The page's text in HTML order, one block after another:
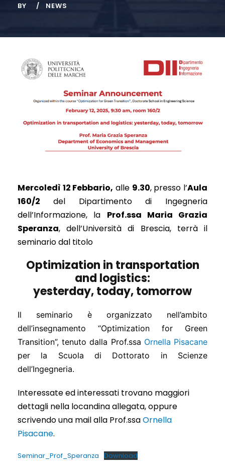
BY NEWS
Mercoledì 12 Febbario, alle 9.30, presso l’Aula
160/2 del Dipartimento di Ingegneria
dell’Informazione, la Prof.ssa Maria Grazia
Speranza, dell’Università di Brescia, terrà il
seminario dal titolo
Optimization in transportation
and logistics:
yesterday, today, tomorrow
Il seminario è organizzato nell’ambito
dell’insegnamento “Optimization for Green
Transition”, tenuto dalla Prof.ssa Ornella Pisacane
per la Scuola di Dottorato in Scienze
dell’Ingegneria.
Interessate ed interessati trovano maggiori
dettagli nella locandina allegata, oppure
scrivendo una mail alla Prof.ssaOrnella
Pisacane.
Seminar_Prof_Speranza Download